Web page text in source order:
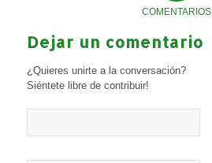
COMENTARIOS
Dejar un comentario
¿Quieres unirte a la conversación?
Siéntete libre de contribuir!